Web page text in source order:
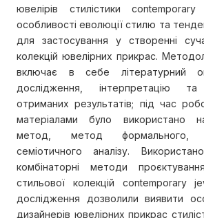
ювелірів стилістики
особливості еволюції стилю та
для застосування у створенні
колекцій ювелірних прикрас.
включає в себе літературний
дослідження, інтерпретацію та
отриманих результатів; під час
матеріалами було використано
метод, метод формального,
семіотичного аналізу.
комбінаторні методи
стильової колекцій contemporary
дослідження дозволили виявити
дизайнерів ювелірних прикрас